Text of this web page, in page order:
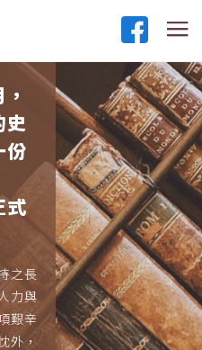
史
份
式
之長
力與
艱辛
外，